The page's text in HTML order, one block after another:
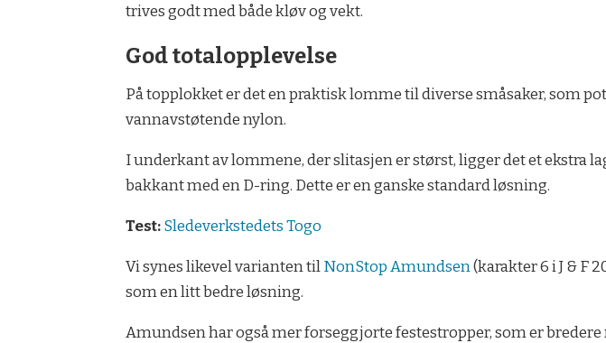
trives godt med både kløv og vekt.
God totalopplevelse
På topplokket er det en praktisk lomme til diverse småsaker, som
vannavstøtende nylon.
I underkant av lommene, der slitasjen er størst, ligger det et ekstra
bakkant med en D-ring. Dette er en ganske standard løsning.
Test:Sledeverkstedets Togo
Vi synes likevel varianten tilNonStop Amundsen(karakter 6 i J & F
som en litt bedre løsning.
Amundsen har også mer forseggjorte festestropper, som er